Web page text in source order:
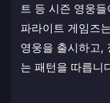
트 등 시즌 영웅
파라이트 게임즈
영웅을 출시하고,
는 패턴을 따릅니